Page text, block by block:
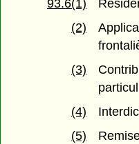
93.6(1)
(2)
(3)
(4)
(5)